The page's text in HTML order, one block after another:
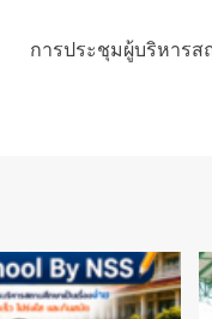
การประชุมผู้บริหารส